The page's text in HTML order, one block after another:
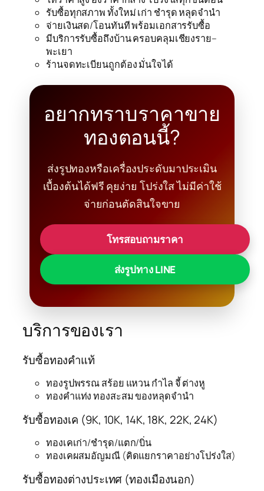
รับซื้อทุกสภาพ ทั้งใหม่ เก่า ชำรุด หลุดจำนำ
จ่ายเงินสด/โอนทันที พร้อมเอกสารรับซื้อ
มีบริการรับซื้อถึงบ้าน ครอบคลุมเชียงราย–
พะเยา
ร้านจดทะเบียนถูกต้อง มั่นใจได้
อยากทราบราคาขาย
ทองตอนนี้?
ส่งรูปทองหรือเครื่องประดับมาประเมิน
เบื้องต้นได้ฟรี คุยง่าย โปร่งใส ไม่มีค่าใช้
จ่ายก่อนตัดสินใจขาย
โทรสอบถามราคา
ส่งรูปทาง LINE
บริการของเรา
รับซื้อทองคำแท้
ทองรูปพรรณ สร้อย แหวน กำไล จี้ ต่างหู
ทองคำแท่ง ทองสะสม ของหลุดจำนำ
รับซื้อทองเค (9K, 10K, 14K, 18K, 22K, 24K)
ทองเคเก่า/ชำรุด/แตก/บิ่น
ทองเคผสมอัญมณี (คิดแยกราคาอย่างโปร่งใส)
รับซื้อทองต่างประเทศ (ทองเมืองนอก)